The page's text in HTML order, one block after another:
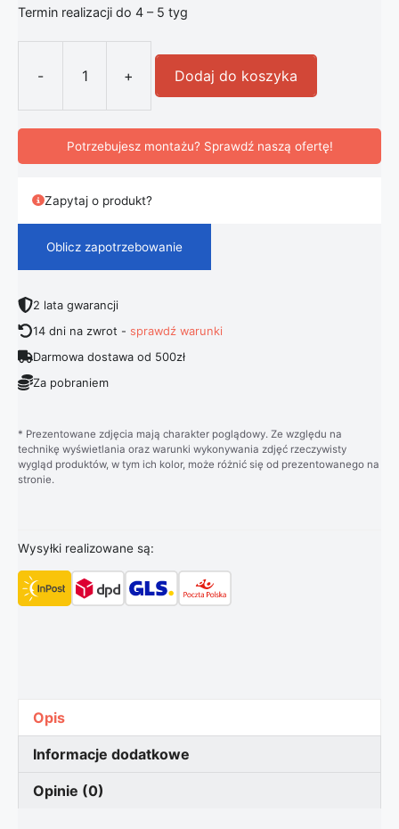
Termin realizacji do 4 – 5 tyg
-
ilość Artemide Tolomeo Micro
+ Dodaj do koszyka
Potrzebujesz montażu? Sprawdź naszą ofertę!
Zapytaj o produkt?
Oblicz zapotrzebowanie
2 lata gwarancji
14 dni na zwrot -sprawdź warunki
Darmowa dostawa od 500zł
Za pobraniem
* Prezentowane zdjęcia mają charakter poglądowy. Ze względu na
technikę wyświetlania oraz warunki wykonywania zdjęć rzeczywisty
wygląd produktów, w tym ich kolor, może różnić się od prezentowanego na
stronie.
Wysyłki realizowane są:
Opis
Informacje dodatkowe
Opinie (0)